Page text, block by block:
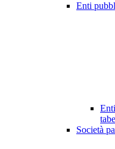
Enti
Società